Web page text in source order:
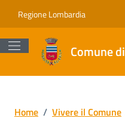
Regione Lombardia
Comune
Home / Vivere il Comune